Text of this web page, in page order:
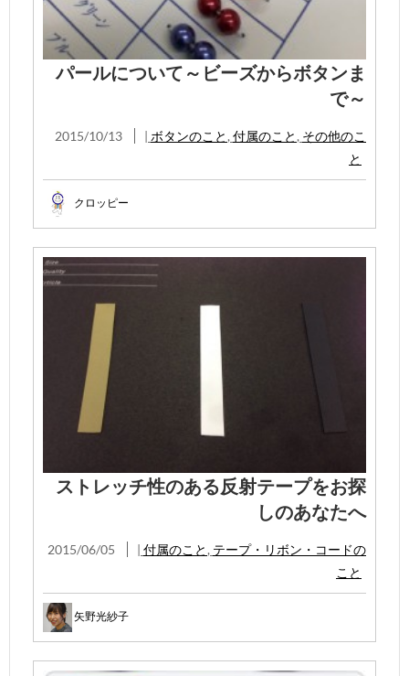
パールについて～ビーズからボタンま
で～
2015/10/13 | ボタンのこと , 付属のこと , その他のこ
と
クロッピー
ストレッチ性のある反射テープをお探
しのあなたへ
2015/06/05 | 付属のこと , テープ・リボン・コードの
こと
矢野光紗子